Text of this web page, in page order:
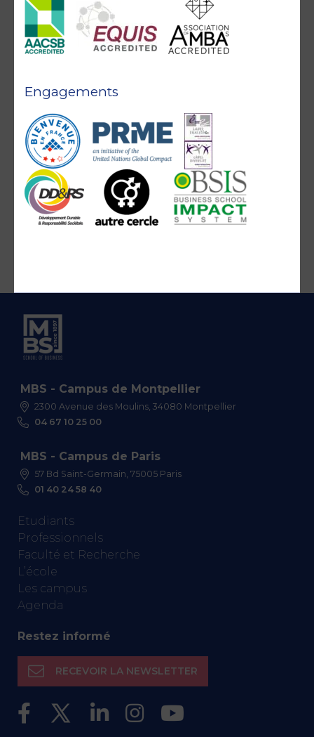
Engagements
MBS - Campus de Montpellier
2300 Avenue des Moulins, 34080 Montpellier
04 67 10 25 00
MBS - Campus de Paris
57 Bd Saint-Germain, 75005 Paris
01 40 24 58 40
Etudiants
Professionnels
Faculté et Recherche
L’école
Les campus
Agenda
Restez informé
RECEVOIR LA NEWSLETTER